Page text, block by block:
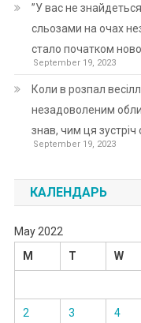
”У вас не
сльозами на очах
стало початком нової
September 19, 2023
Коли в розпал
незадоволеним
знав, чим ця
September 19, 2023
КАЛЕНДАРЬ
May 2022
M
T W
2 3 4